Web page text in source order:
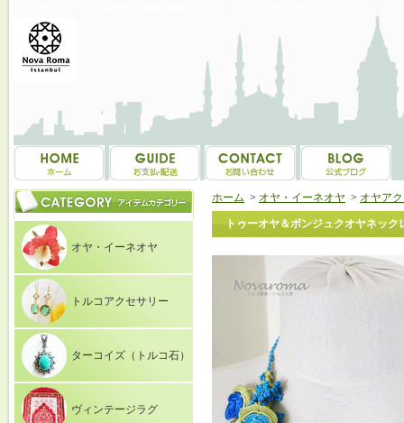
オヤ・イーネオヤ
トルコアクセサリー
ターコイズ（トルコ石）
ヴィンテージラグ
ホーム > オヤ・イーネオヤ > オヤア
トゥーオヤ＆ボンジュクオヤネック